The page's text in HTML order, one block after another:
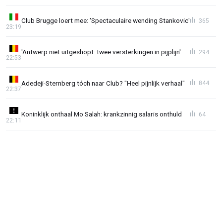
Club Brugge loert mee: 'Spectaculaire wending Stankovic'
23:19
365
'Antwerp niet uitgeshopt: twee versterkingen in pijplijn'
22:53
294
Adedeji-Sternberg tóch naar Club? "Heel pijnlijk verhaal"
22:37
844
Koninklijk onthaal Mo Salah: krankzinnig salaris onthuld
22:11
64